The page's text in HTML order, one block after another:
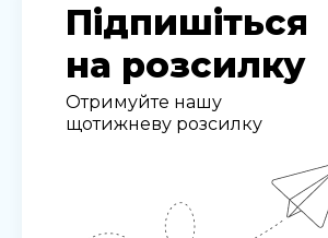
Підпишіться
на розсилку
Отримуйте нашу
щотижневу розсилку